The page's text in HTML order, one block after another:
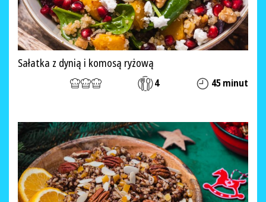
Sałatka z dynią i komosą ryżową
4 45 minut